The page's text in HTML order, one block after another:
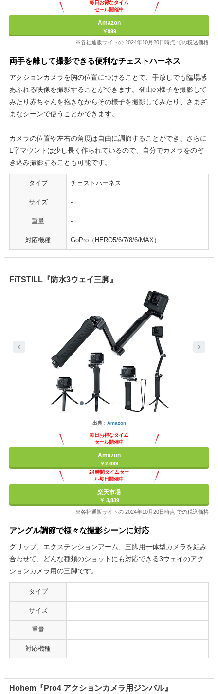
毎日お得なタイム
セール開催中
Amazon
￥999
※各社通販サイトの 2024年10月20日時点 での税込価格
両手を離して撮影できる便利なチェストハーネス
アクションカメラを胸の位置につけることで、手放しでも臨場感
あふれる映像を撮影することができます。登山の様子を撮影して
みたり赤ちゃんを抱きながらその様子を撮影してみたり、さまざ
まなシーンで使うことができます。
カメラの位置や左右の角度は自由に調節することができ、さらに
L字マウントは少し長く作られているので、自分でカメラをのぞ
き込み撮影することも可能です。
タイプ チェストハーネス
サイズ -
重量 -
対応機種 GoPro（HERO5/6/7/8/6/MAX）
FiTSTILL『防水3ウェイ三脚』
出典： Amazon
毎日お得なタイム
セール開催中
Amazon
￥2,699
24時間タイムセー
ル毎日開催中
楽天市場
￥ 3,839
※各社通販サイトの 2024年10月20日時点 での税込価格
アングル調節で様々な撮影シーンに対応
グリップ、エクステンションアーム、三脚用一体型カメラを組み
合わせて、どんな種類のショットにも対応できる3ウェイのアク
ションカメラ用の三脚です。
タイプ
サイズ
重量
対応機種
Hohem『Pro4 アクションカメラ用ジンバル』